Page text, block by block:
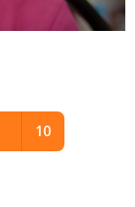
10